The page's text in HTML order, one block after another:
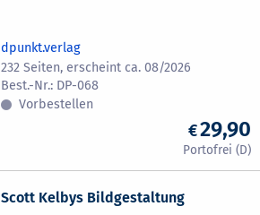
dpunkt.verlag
232 Seiten, erscheint ca. 08/2026
DP-068
Vorbestellen
29,90
Scott Kelbys Bildgestaltung